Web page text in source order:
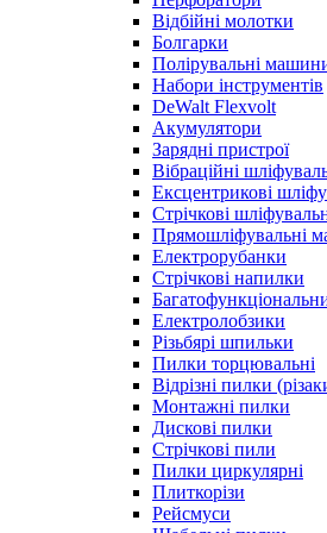
Відбійні молотки
Болгарки
Полірувальні
Набори інструментів
DeWalt Flexvolt
Акумулятори
Зарядні пристрої
Вібраційні
Ексцентрикові
Стрічкові
Прямошліфувальні
Електрорубанки
Стрічкові напилки
Електролобзики
Різьбярі шпильки
Пилки торцювальні
Відрізні пилки
Монтажні пилки
Дискові пилки
Стрічкові пили
Пилки циркулярні
Плиткорізи
Рейсмуси